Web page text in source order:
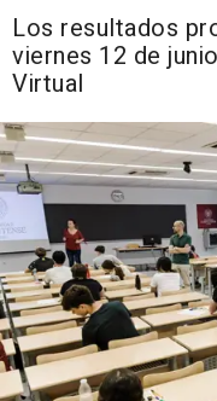
Los resultados
viernes 12 de
Virtual